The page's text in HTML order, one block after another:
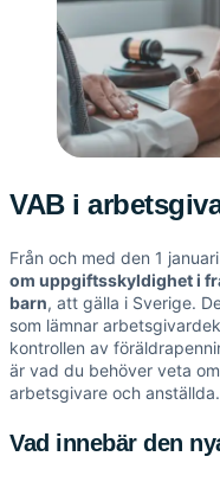
VAB i
Från och med den 1
om uppgiftsskyldighet i
barn, att gälla i Sverige.
som lämnar
kontrollen av
är vad du behöver veta
arbetsgivare och anställda.
Vad innebär den